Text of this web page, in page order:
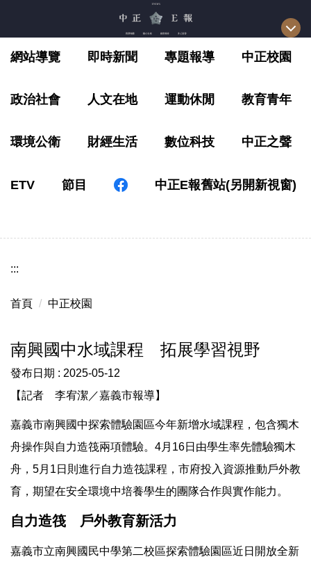
要
容
網站導覽 即時新聞 專題報導 中正校園
政治社會 人文在地 運動休閒 教育青年
環境公衛 財經生活 數位科技 中正之聲
ETV 節目 中正E報舊站(另開新視窗)
:::
首頁 中正校園
南興國中水域課程 拓展學習視野
發布日期 : 2025-05-12
【記者 李宥潔／嘉義市報導】
嘉義市南興國中探索體驗園區今年新增水域課程，包含獨木
舟操作與自力造筏兩項體驗。4月16日由學生率先體驗獨木
舟，5月1日則進行自力造筏課程，市府投入資源推動戶外教
育，期望在安全環境中培養學生的團隊合作與實作能力。
自力造筏 戶外教育新活力
嘉義市立南興國民中學第二校區探索體驗園區近日開放全新